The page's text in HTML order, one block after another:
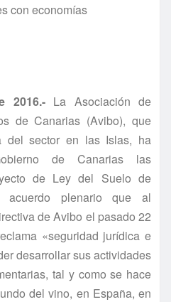
con economías
2016.- La Asociación de
de Canarias (Avibo), que
del sector en las Islas, ha
de Canarias las
de Ley del Suelo de
acuerdo plenario que al
de Avibo el pasado 22
«seguridad jurídica e
desarrollar sus actividades
tal y como se hace
del vino, en España, en